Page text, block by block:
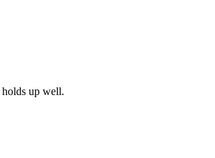
holds up well.